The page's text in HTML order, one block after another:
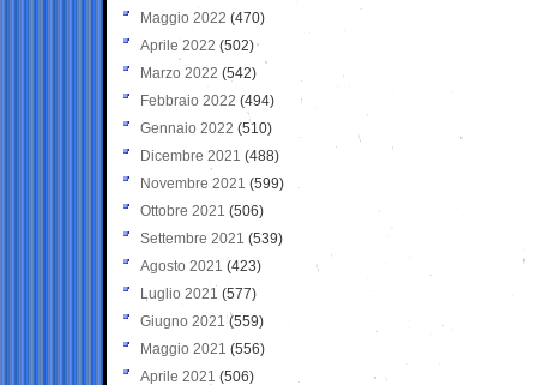
Maggio 2022 (470)
Aprile 2022 (502)
Marzo 2022 (542)
Febbraio 2022 (494)
Gennaio 2022 (510)
Dicembre 2021 (488)
Novembre 2021 (599)
Ottobre 2021 (506)
Settembre 2021 (539)
Agosto 2021 (423)
Luglio 2021 (577)
Giugno 2021(559)
Maggio 2021 (556)
Aprile 2021 (506)